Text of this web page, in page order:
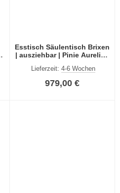
Esstisch Säulentisch Brixen
| ausziehbar | Pinie Aurelio /
100
Lieferzeit:4-6 Wochen
979,00 €